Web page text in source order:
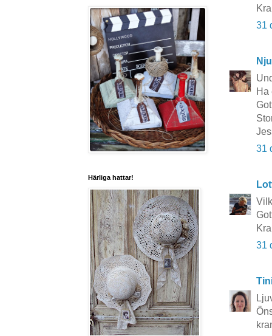
31
Ha
31
31
Härliga hattar!